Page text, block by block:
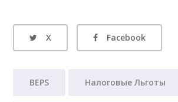
X Facebook
BEPS Налоговые Льготы